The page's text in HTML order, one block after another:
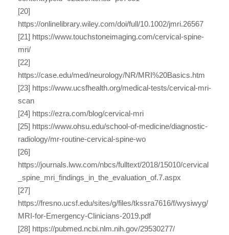
[20]
https://onlinelibrary.wiley.com/doi/full/10.1002/jmri.26567
[21] https://www.touchstoneimaging.com/cervical-spine-
mri/
[22]
https://case.edu/med/neurology/NR/MRI%20Basics.htm
[23] https://www.ucsfhealth.org/medical-tests/cervical-mri-
scan
[24] https://ezra.com/blog/cervical-mri
[25] https://www.ohsu.edu/school-of-medicine/diagnostic-
radiology/mr-routine-cervical-spine-wo
[26]
https://journals.lww.com/nbcs/fulltext/2018/15010/cervical
_spine_mri_findings_in_the_evaluation_of.7.aspx
[27]
https://fresno.ucsf.edu/sites/g/files/tkssra7616/f/wysiwyg/
MRI-for-Emergency-Clinicians-2019.pdf
[28] https://pubmed.ncbi.nlm.nih.gov/29530277/